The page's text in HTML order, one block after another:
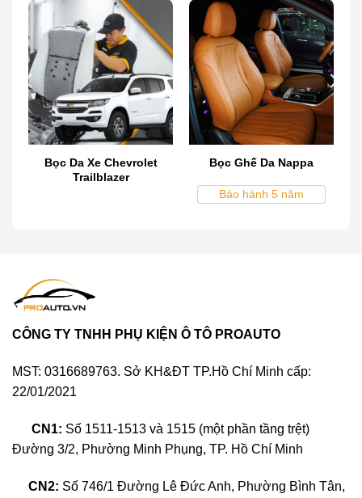
nhìn toàn diện nhất về bọc ghế da xe ô tô Land
Cruiser, bọc ghế da Land Cruiser giá bao nhiêu
cũng như kinh nghiệm bọc ghế da ô tô Land
Cruiser từ A đến Z.
Tại sao phải bọc ghế da Land Cruiser?
ẩm, khó vệ sinh, ám mùi khó chịu, về lâu về dài
sẽ nơi nơi trú ẩn lý tưởng của vi khuẩn, ảnh
hưởng xấu tới sức khỏe cho người dùng.
Bọc Da Xe Chevrolet
Trailblazer
Bọc Ghế Da Nappa
Bảo hành 5 năm
CÔNG TY TNHH PHỤ KIỆN Ô TÔ PROAUTO
MST: 0316689763. Sở KH&ĐT TP.Hồ Chí Minh cấp:
22/01/2021
CN1: Số 1511-1513 và 1515 (một phần tầng trệt)
Đường 3/2, Phường Minh Phụng, TP. Hồ Chí Minh
CN2: Số 746/1 Đường Lê Đức Anh, Phường Bình Tân,